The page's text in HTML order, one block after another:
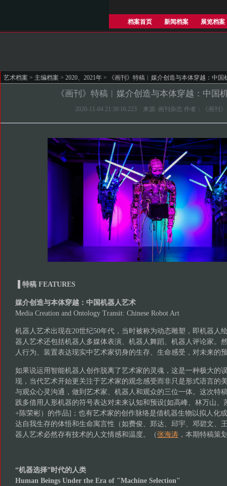
档案首页 新闻档案 展览档案
艺术档案 > 主编档案 > 2020、2021年 > 《画刊》特稿︱媒介创造与本体穿越：中国
《画刊》特稿︱媒介创造与本体穿越：中国
2020-11-04 21:30:16.223 来源: 画刊杂志 作者：《画刊
▐ 特稿 FEATURES
媒介创造与本体穿越：中国机器人艺术
Media Creation and Ontology Transit: Chinese Robot Art
机器人艺术出现在20世纪50年代，当时被称为动态雕塑，即机器人
器人艺术还包括机器人多媒体表演、机器人舞蹈、机器人评论家。
人行为、装置表达现实中艺术家切身的生存、生命感受，对未来的
如果说运用智能机器人创作脱离了艺术家的灵魂，这是一种极大的
现，当代艺术开始更关注于艺术家的观念感受而非只是形式语言的
与观众心灵沟通，做到艺术家、机器人和观众的三位一体。这次特
践多借用人形机器的符号表达对未来认知和预设[如高峰、林万山、
+陈荣彬）的作品]；也有艺术家的创作脉络是借机器生物以拟人化
达自我生存的体悟和生命寓言性（如费俊、郑达、邱宇、邓碧文、
器人艺术必然存有技术的人文情感和温度。（张海涛，本期特稿策
“机器选择”时代的人类
Human Beings Under the Era of "Machine Selection"